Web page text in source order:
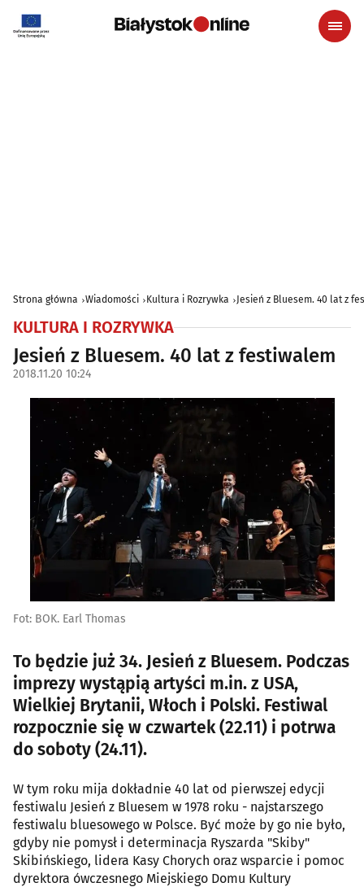
Strona główna Wiadomości Kultura i Rozrywka Jesień z Bluesem. 40 lat z
KULTURA I ROZRYWKA
Jesień z Bluesem. 40 lat z festiwalem
2018.11.20 10:24
Fot: BOK. Earl Thomas
To będzie już 34. Jesień z Bluesem. Podczas
imprezy wystąpią artyści m.in. z USA,
Wielkiej Brytanii, Włoch i Polski. Festiwal
rozpocznie się w czwartek (22.11) i potrwa
do soboty (24.11).
W tym roku mija dokładnie 40 lat od pierwszej edycji
festiwalu Jesień z Bluesem w 1978 roku - najstarszego
festiwalu bluesowego w Polsce. Być może by go nie było,
gdyby nie pomysł i determinacja Ryszarda "Skiby"
Skibińskiego, lidera Kasy Chorych oraz wsparcie i pomoc
dyrektora ówczesnego Miejskiego Domu Kultury